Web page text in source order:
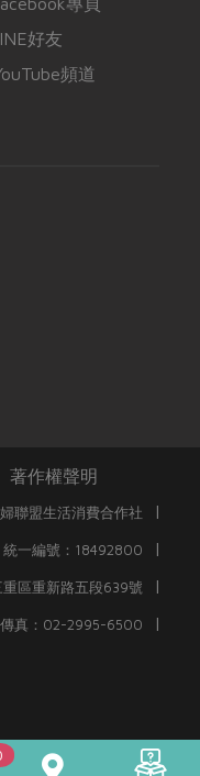
好友
頻道
著作權聲明
聯盟生活消費合作社 |
統一編號：18492800 |
區重新路五段639號 |
傳真：02-2995-6500 |